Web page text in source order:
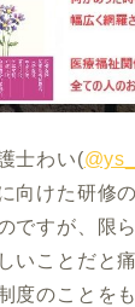
士わい(
向けた研修
ですが、限
いことだと
度のことを